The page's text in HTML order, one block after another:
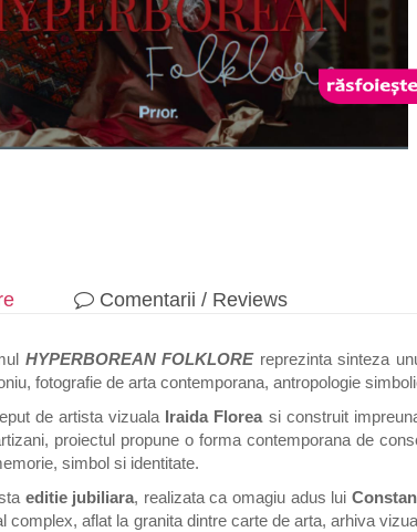
Comentarii / Reviews
HYPERBOREAN FOLKLOREreprezinta sinteza
fotografie de arta contemporana, antropologie
de artista vizuala Iraida Florea si construit
proiectul propune o forma contemporana de
simbol si identitate.
editie jubiliara, realizata ca omagiu adus lui
complex, aflat la granita dintre carte de arta, arhiva